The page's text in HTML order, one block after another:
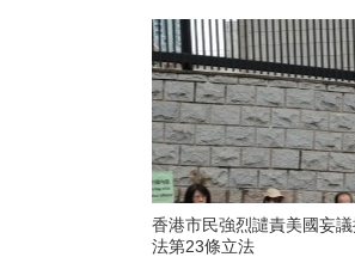
香港市民強烈譴責美國妄
法第23條立法